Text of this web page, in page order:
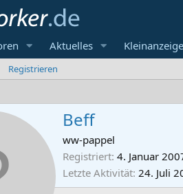
Aktuelles
Registrieren
Beff
ww-pappel
Registriert 4. Januar
Letzte Aktivität 24. Juli